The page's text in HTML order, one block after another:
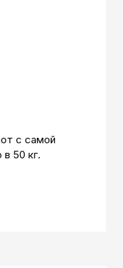
с самой
50 кг.